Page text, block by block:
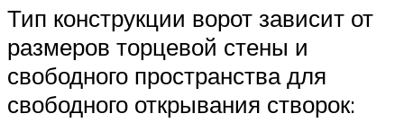
Тип конструкции ворот зависит от
размеров торцевой стены и
свободного пространства для
свободного открывания створок: